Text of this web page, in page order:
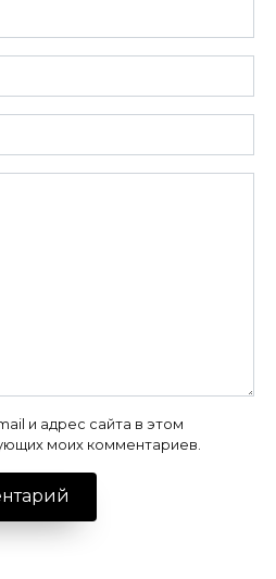
и адрес сайта в этом
моих комментариев.